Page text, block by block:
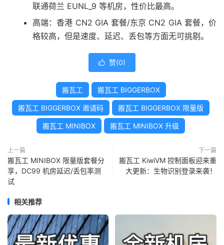
联通荷兰 EUNL_9 等机房，性价比最高。
高端：香港 CN2 GIA 套餐/东京 CN2 GIA 套餐，价
格较高，但是速度、延迟、丢包等方面无可挑剔。
 赞(0)
搬瓦工 搬瓦工 BIGGERBOX
搬瓦工 BIGGERBOX 邀请码 搬瓦工 BIGGERBOX 限量版
搬瓦工 MINIBOX 搬瓦工 MINIBOX 升级
上一篇
搬瓦工 MINIBOX 限量版套餐分
享，DC99 机房延迟/丢包率测
试
下一篇
搬瓦工 KiwiVM 控制面板迎来重
大更新：生物识别登录来袭！
相关推荐